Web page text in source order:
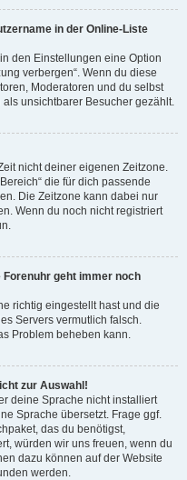
in der Online-Liste
den Einstellungen eine Option
verbergen“. Wenn du diese
Moderatoren und du selbst
unsichtbarer Besucher gezählt.
nicht deiner eigenen Zeitzone.
die für dich passende
Die Zeitzone kann dabei nur
Wenn du noch nicht registriert
Forenuhr geht immer noch
richtig eingestellt hast und die
Servers vermutlich falsch.
Problem beheben kann.
zur Auswahl!
deine Sprache nicht installiert
Sprache übersetzt. Frage ggf.
das du benötigst,
würden wir uns freuen, wenn du
dazu können auf der Website
werden.